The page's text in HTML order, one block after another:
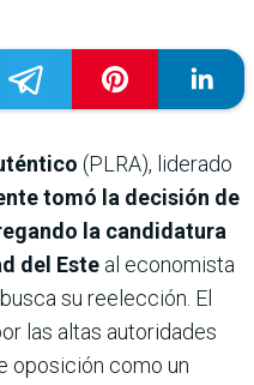
(PLRA), liderado
tomó la decisión de
la candidatura
del Este al economista
su reelección. El
las altas autoridades
oposición como un